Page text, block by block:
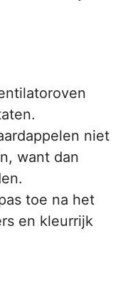
niet
want dan
toe na het
en kleurrijk